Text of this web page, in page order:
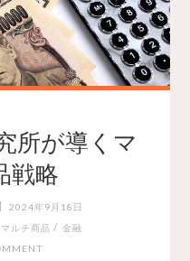
所が導くマ
戦略
2024年9月18日
マルチ商品 / 金融